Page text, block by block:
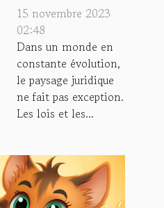
juridique à
Lyon:
tendances et
prévisions
15 novembre 2023
02:48
Dans un monde en
constante évolution,
le paysage juridique
ne fait pas exception.
Les lois et les...